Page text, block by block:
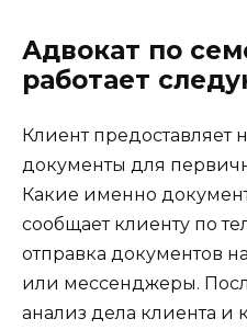
Адвокат по
работает
Клиент предоставляет
документы для
Какие именно
сообщает клиенту по
отправка документов
или мессенджеры.
анализ дела клиента и